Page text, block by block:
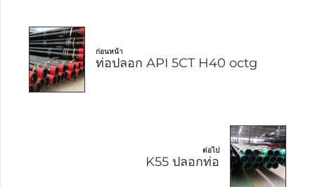
ก่อนหน้า
ท่อปลอก API 5CT H40 octg
ต่อไป
K55 ปลอกท่อ